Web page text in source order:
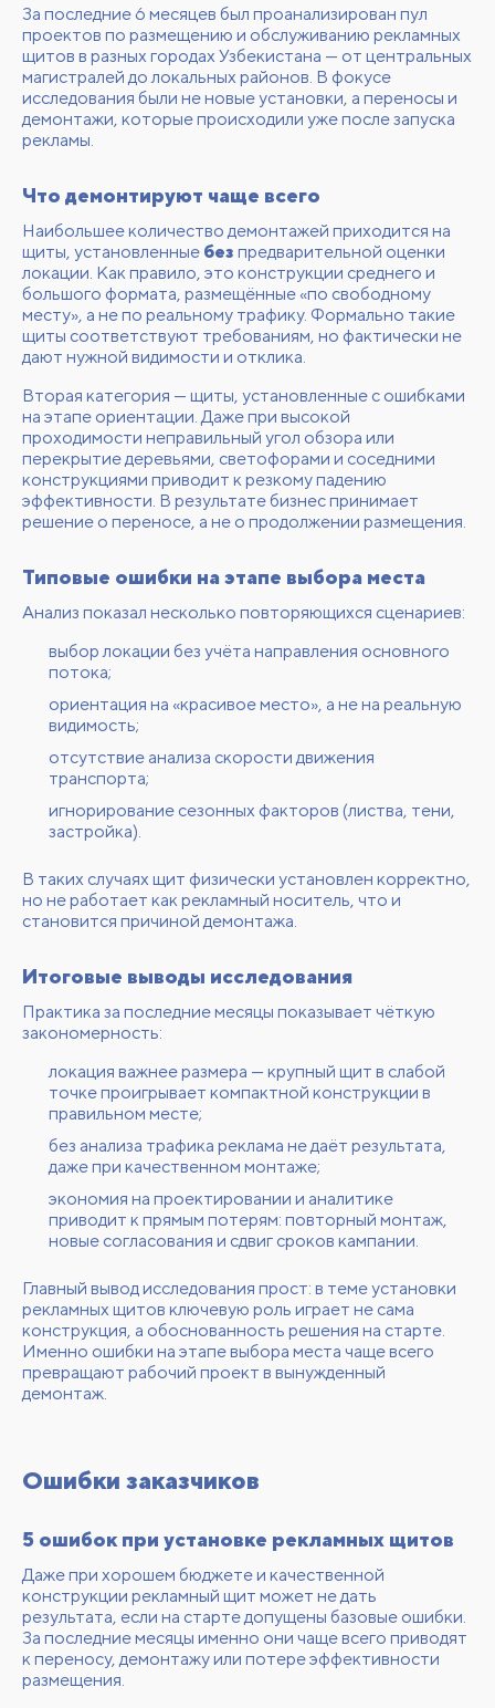
За последние 6 месяцев был проанализирован пул
проектов по размещению и обслуживанию рекламных
щитов в разных городах Узбекистана — от центральных
магистралей до локальных районов. В фокусе
исследования были не новые установки, а переносы и
демонтажи, которые происходили уже после запуска
рекламы.
Что демонтируют чаще всего
Наибольшее количество демонтажей приходится на
щиты, установленные без предварительной оценки
локации. Как правило, это конструкции среднего и
большого формата, размещённые «по свободному
месту», а не по реальному трафику. Формально такие
щиты соответствуют требованиям, но фактически не
дают нужной видимости и отклика.
Вторая категория — щиты, установленные с ошибками
на этапе ориентации. Даже при высокой
проходимости неправильный угол обзора или
перекрытие деревьями, светофорами и соседними
конструкциями приводит к резкому падению
эффективности. В результате бизнес принимает
решение о переносе, а не о продолжении размещения.
Типовые ошибки на этапе выбора места
Анализ показал несколько повторяющихся сценариев:
выбор локации без учёта направления основного
потока;
ориентация на «красивое место», а не на реальную
видимость;
отсутствие анализа скорости движения
транспорта;
игнорирование сезонных факторов (листва, тени,
застройка).
В таких случаях щит физически установлен корректно,
но не работает как рекламный носитель, что и
становится причиной демонтажа.
Итоговые выводы исследования
Практика за последние месяцы показывает чёткую
закономерность:
локация важнее размера — крупный щит в слабой
точке проигрывает компактной конструкции в
правильном месте;
без анализа трафика реклама не даёт результата,
даже при качественном монтаже;
экономия на проектировании и аналитике
приводит к прямым потерям: повторный монтаж,
новые согласования и сдвиг сроков кампании.
Главный вывод исследования прост: в теме установки
рекламных щитов ключевую роль играет не сама
конструкция, а обоснованность решения на старте.
Именно ошибки на этапе выбора места чаще всего
превращают рабочий проект в вынужденный
демонтаж.
Ошибки заказчиков
5 ошибок при установке рекламных щитов
Даже при хорошем бюджете и качественной
конструкции рекламный щит может не дать
результата, если на старте допущены базовые ошибки.
За последние месяцы именно они чаще всего приводят
к переносу, демонтажу или потере эффективности
размещения.